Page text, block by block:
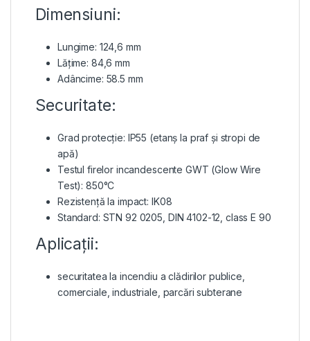
Dimensiuni:
Lungime: 124,6 mm
Lățime: 84,6 mm
Adâncime: 58.5 mm
Securitate:
Grad protecție: IP55 (etanș la praf și stropi de
apă)
Testul firelor incandescente GWT (Glow Wire
Test): 850°C
Rezistență la impact: IK08
Standard: STN 92 0205, DIN 4102-12, class E 90
Aplicații:
securitatea la incendiu a clădirilor publice,
comerciale, industriale, parcări subterane